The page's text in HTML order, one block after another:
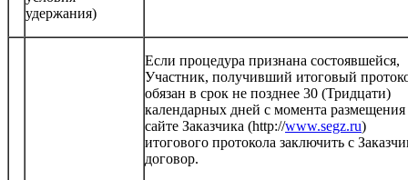
удержания)
Если процедура признана состоявшейся,
Участник, получивший итоговый
обязан в срок не позднее 30 (Тридцати)
календарных дней с момента размещения
сайте Заказчика (http://www.segz.ru)
итогового протокола заключить с
договор.